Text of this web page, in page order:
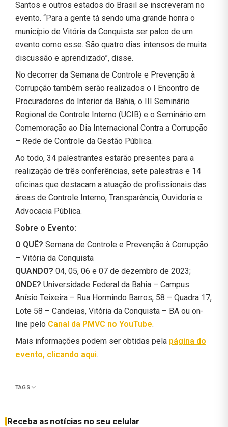
Santos e outros estados do Brasil se inscreveram no
evento. “Para a gente tá sendo uma grande honra o
município de Vitória da Conquista ser palco de um
evento como esse. São quatro dias intensos de muita
discussão e aprendizado”, disse.
No decorrer da Semana de Controle e Prevenção à
Corrupção também serão realizados o I Encontro de
Procuradores do Interior da Bahia, o III Seminário
Regional de Controle Interno (UCIB) e o Seminário em
Comemoração ao Dia Internacional Contra a Corrupção
– Rede de Controle da Gestão Pública.
Ao todo, 34 palestrantes estarão presentes para a
realização de três conferências, sete palestras e 14
oficinas que destacam a atuação de profissionais das
áreas de Controle Interno, Transparência, Ouvidoria e
Advocacia Pública.
Sobre o Evento:
O QUÊ? Semana de Controle e Prevenção à Corrupção
– Vitória da Conquista
QUANDO? 04, 05, 06 e 07 de dezembro de 2023;
ONDE? Universidade Federal da Bahia – Campus
Anísio Teixeira – Rua Hormindo Barros, 58 – Quadra 17,
Lote 58 – Candeias, Vitória da Conquista – BA ou on-
line pelo Canal da PMVC no YouTube.
Mais informações podem ser obtidas pela página do
evento, clicando aqui.
TAGS
Receba as notícias no seu celular